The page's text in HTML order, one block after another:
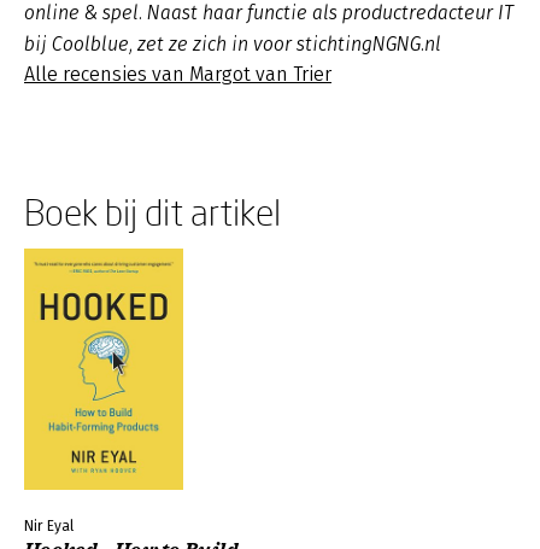
online & spel. Naast haar functie als productredacteur IT
bij Coolblue, zet ze zich in voor stichtingNGNG.nl
Alle recensies van Margot van Trier
Boek bij dit artikel
Nir Eyal